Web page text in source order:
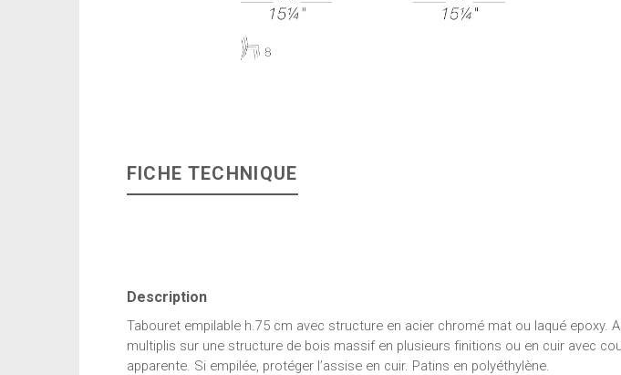
FICHE TECHNIQUE
Description
Tabouret empilable h.75 cm avec structure en acier chromé mat ou laqué epoxy.
multiplis sur une structure de bois massif en plusieurs finitions ou en cuir avec
apparente. Si empilée, protéger l’assise en cuir. Patins en polyéthylène.